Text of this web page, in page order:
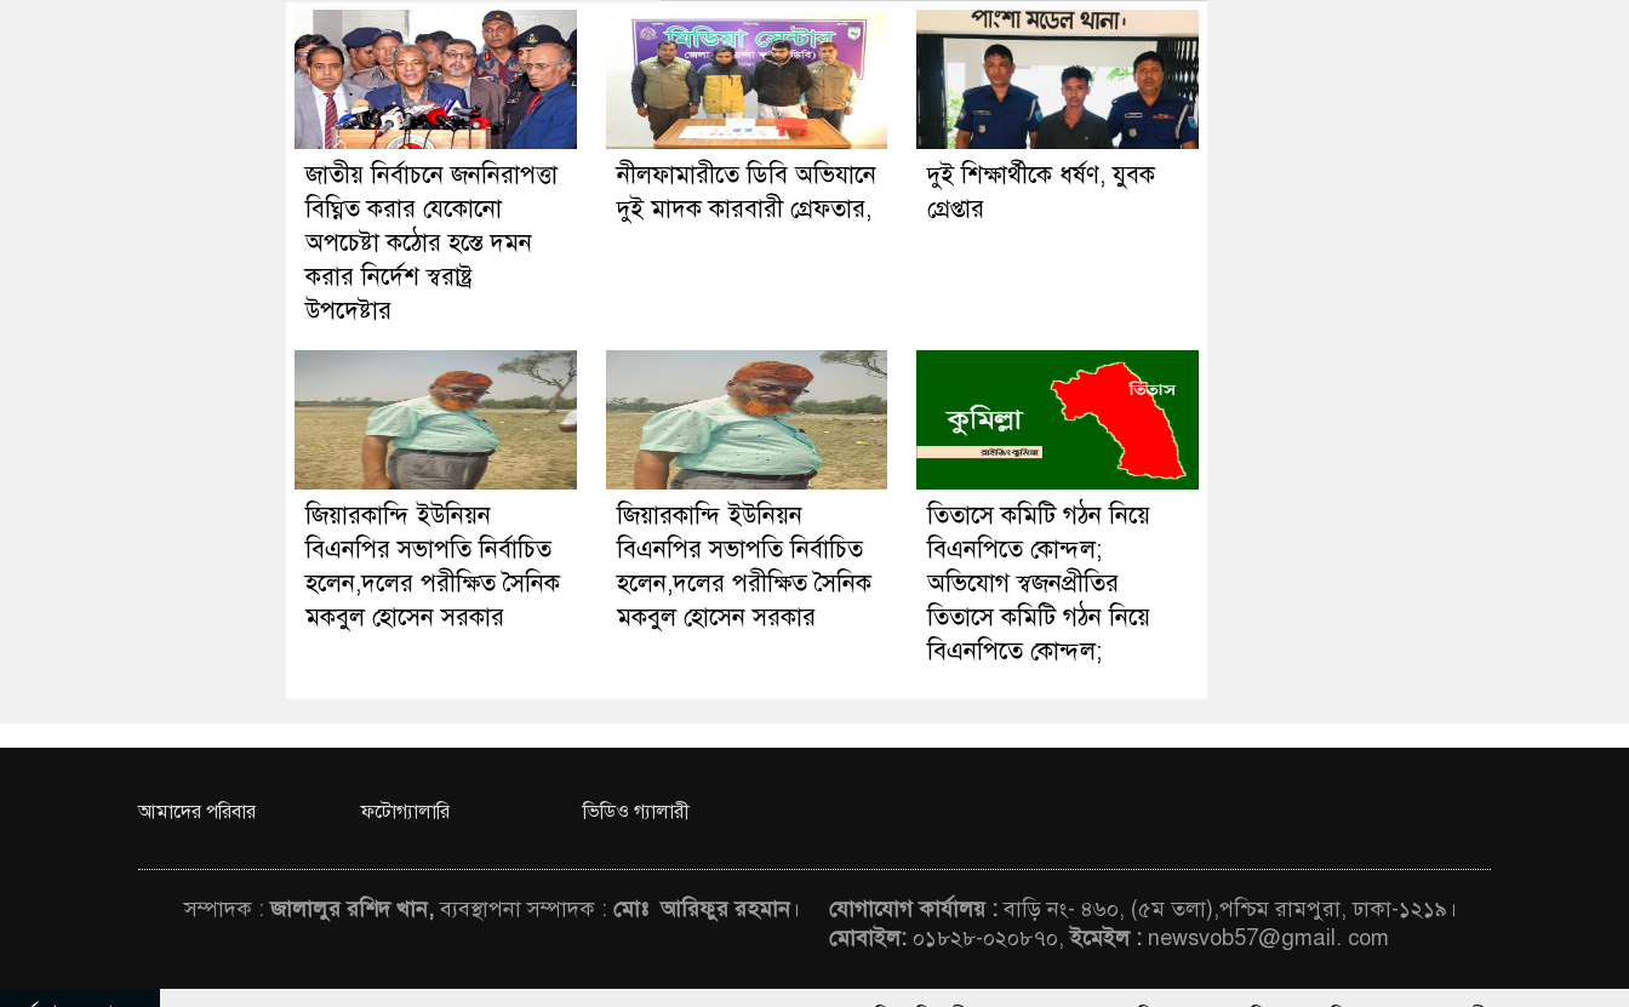
জাতীয় নির্বাচনে জননিরাপত্তা
বিঘ্নিত করার যেকোনো
অপচেষ্টা কঠোর হস্তে দমন
করার নির্দেশ স্বরাষ্ট্র
উপদেষ্টার
নীলফামারীতে ডিবি অভিযানে
দুই মাদক কারবারী গ্রেফতার,
দুই শিক্ষার্থীকে ধর্ষণ, যুবক
গ্রেপ্তার
জিয়ারকান্দি ইউনিয়ন
বিএনপির সভাপতি নির্বাচিত
হলেন,দলের পরীক্ষিত সৈনিক
মকবুল হোসেন সরকার
জিয়ারকান্দি ইউনিয়ন
বিএনপির সভাপতি নির্বাচিত
হলেন,দলের পরীক্ষিত সৈনিক
মকবুল হোসেন সরকার
তিতাসে কমিটি গঠন নিয়ে
বিএনপিতে কোন্দল;
অভিযোগ স্বজনপ্রীতির
তিতাসে কমিটি গঠন নিয়ে
বিএনপিতে কোন্দল;
আমাদের পরিবার ফটোগ্যালারি ভিডিও গ্যালারী
সম্পাদক :জালালুর রশিদ খান,ব্যবস্থাপনা সম্পাদক : মোঃ আরিফুর রহমান। যোগাযোগ কার্যালয় :বাড়ি নং- ৪৬০, (৫ম তলা),পশ্চিম রামপুরা, ঢাকা-১২১৯।
মোবাইল: ০১৮২৮-০২০৮৭০,ইমেইল : newsvob57@gmail. com